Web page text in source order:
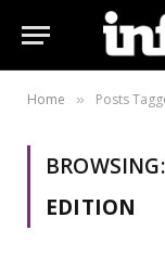
Home » Posts
BROWSING:
EDITION